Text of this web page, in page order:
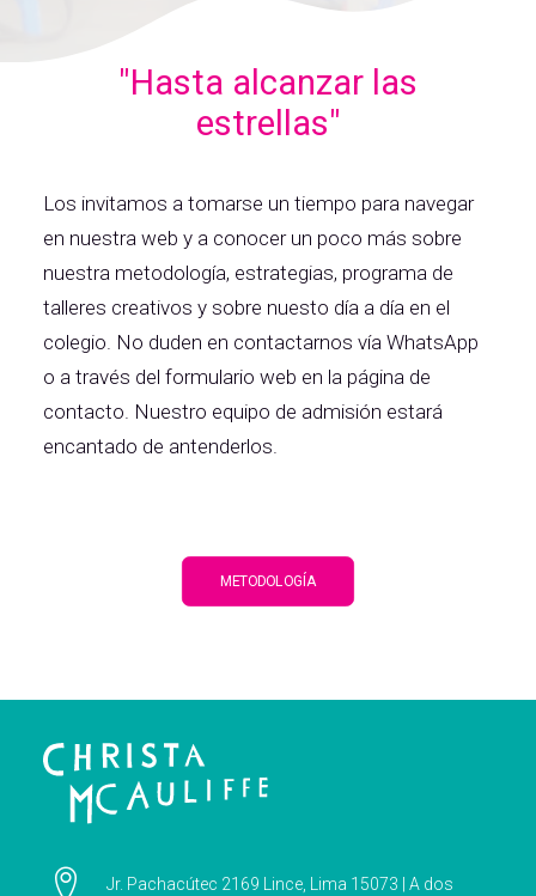
"Hasta alcanzar las
estrellas"
Los invitamos a tomarse un tiempo para navegar
en nuestra web y a conocer un poco más sobre
nuestra metodología, estrategias, programa de
talleres creativos y sobre nuesto día a día en el
colegio. No duden en contactarnos vía WhatsApp
o a través del formulario web en la página de
contacto. Nuestro equipo de admisión estará
encantado de antenderlos.
METODOLOGÍA
Jr. Pachacútec 2169 Lince, Lima 15073 | A dos